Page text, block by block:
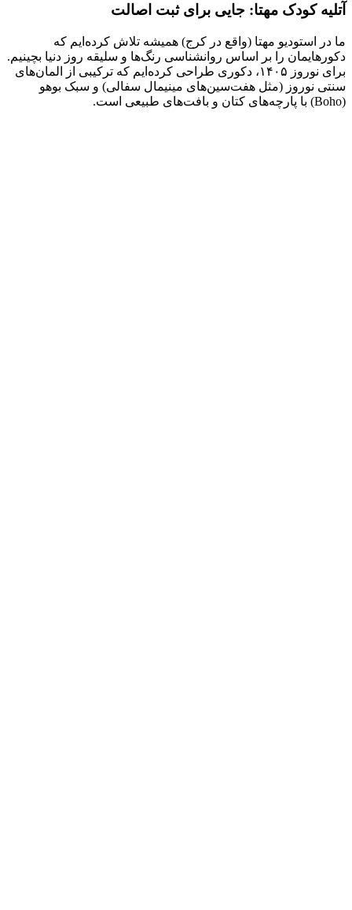
آتلیه کودک مهتا: جایی برای ثبت اصالت
ما در استودیو مهتا (واقع در کرج) همیشه تلاش کرده‌ایم که
دکورهایمان را بر اساس روانشناسی رنگ‌ها و سلیقه روز دنیا بچینیم.
برای نوروز ۱۴۰۵، دکوری طراحی کرده‌ایم که ترکیبی از المان‌های
سنتی نوروز (مثل هفت‌سین‌های مینیمال سفالی) و سبک بوهو
(Boho) با پارچه‌های کتان و بافت‌های طبیعی است.